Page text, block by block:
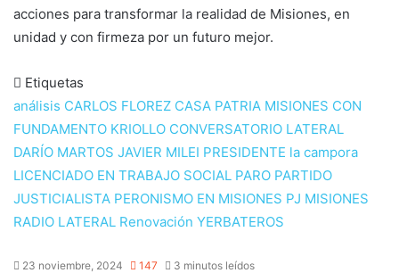
acciones para transformar la realidad de Misiones, en
unidad y con firmeza por un futuro mejor.
Etiquetas
análisis CARLOS FLOREZ CASA PATRIA MISIONES CON
FUNDAMENTO KRIOLLO CONVERSATORIO LATERAL
DARÍO MARTOS JAVIER MILEI PRESIDENTE la campora
LICENCIADO EN TRABAJO SOCIAL PARO PARTIDO
JUSTICIALISTA PERONISMO EN MISIONES PJ MISIONES
RADIO LATERAL Renovación YERBATEROS
23 noviembre, 2024 147 3 minutos leídos